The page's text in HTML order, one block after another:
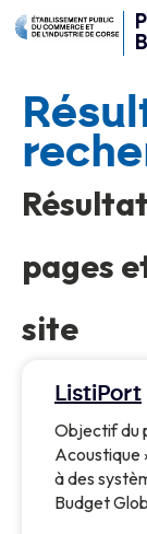
pages
site
ListiPort
Objectif du
Acoustique
à des
Budget